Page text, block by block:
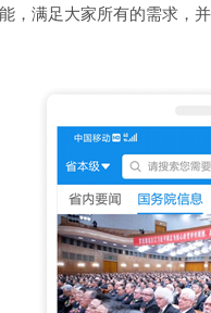
，满足大家所有的需求，